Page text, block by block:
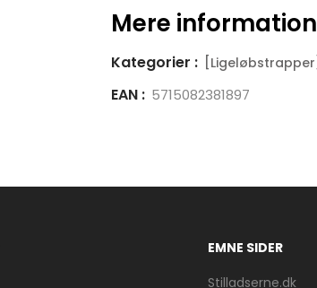
Mere information
Kategorier : [Ligeløbstrapper]
EAN : 5715082381897
EMNE SIDER
Stilladserne.dk